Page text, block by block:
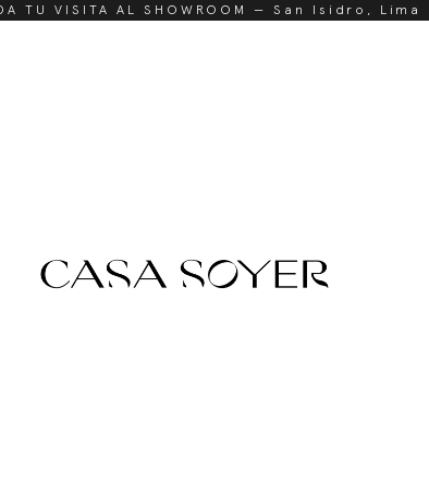
TU VISITA AL SHOWROOM — San Isidro, Lima
CasaSoyer